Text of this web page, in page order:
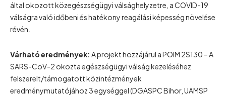
által okozott közegészségügyi válsághelyzetre, a COVID-19
válságra való időbeni és hatékony reagálási képesség növelése
révén.
Várható eredmények: A projekt hozzájárul a POIM 2S130 – A
SARS-CoV-2 okozta egészségügyi válság kezeléséhez
felszerelt/támogatott közintézmények
eredménymutatójához 3 egységgel (DGASPC Bihor, UAMSP